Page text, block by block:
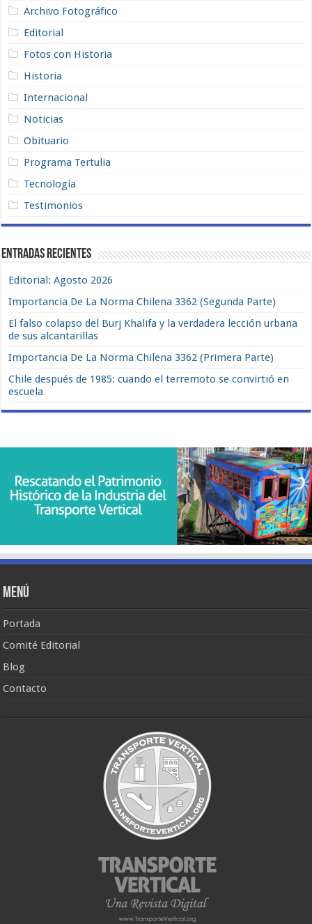
Archivo Fotográfico
Editorial
Fotos con Historia
Historia
Internacional
Noticias
Obituario
Programa Tertulia
Tecnología
Testimonios
Entradas recientes
Editorial: Agosto 2026
Importancia De La Norma Chilena 3362 (Segunda Parte)
El falso colapso del Burj Khalifa y la verdadera lección urbana
de sus alcantarillas
Importancia De La Norma Chilena 3362 (Primera Parte)
Chile después de 1985: cuando el terremoto se convirtió en
escuela
Menú
Portada
Comité Editorial
Blog
Contacto